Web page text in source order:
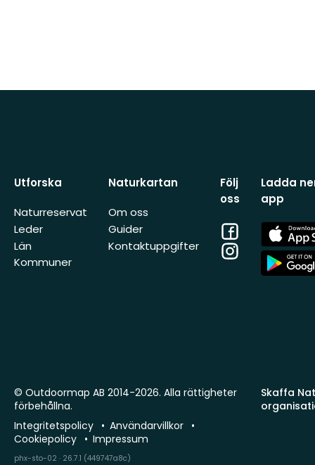
Utforska
Naturreservat
Leder
Län
Kommuner
Naturkartan
Om oss
Guider
Kontaktuppgifter
Följ
oss
Facebook
Instagram
Ladda
app
App
Store
App
Store
Skaffa
© Outdoormap AB 2014-2026. Alla rättigheter
förbehållna.
Integritetspolicy
Användarvillkor
Cookiepolicy
Impressum
phx-sto-02 · 26.7.1 (449747a8c)